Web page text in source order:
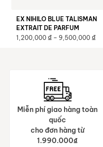
EX NIHILO BLUE TALISMAN
EXTRAIT DE PARFUM
1,200,000₫ – 9,500,000₫
Miễn phí giao hàng toàn
quốc
cho đơn hàng từ
1.990.000₫